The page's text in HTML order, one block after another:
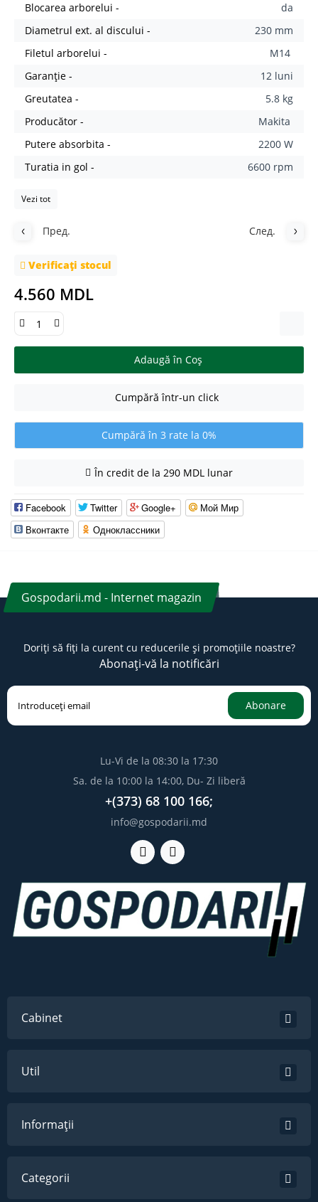
Blocarea arborelui -
da
Diametrul ext. al discului -
230 mm
Filetul arborelui -
M14
Garanție -
12 luni
Greutatea -
5.8 kg
Producător -
Makita
Putere absorbita -
2200 W
Turatia in gol -
6600 rpm
Vezi tot
Пред. След.
Verificați stocul
4.560 MDL
Adaugă în Coş
Cumpără într-un click
Cumpără în 3 rate la 0%
În credit de la 290 MDL lunar
Facebook Twitter Google+
Мой Мир
Вконтакте
Одноклассники
Gospodarii.md - Internet magazin
Doriți să fiți la curent cu reducerile și promoțiile noastre?
Abonați-vă la notificări
Abonare
Lu-Vi de la 08:30 la 17:30
Sa. de la 10:00 la 14:00, Du- Zi liberă
+(373) 68 100 166;
info@gospodarii.md
Cabinet
Util
Informații
Categorii